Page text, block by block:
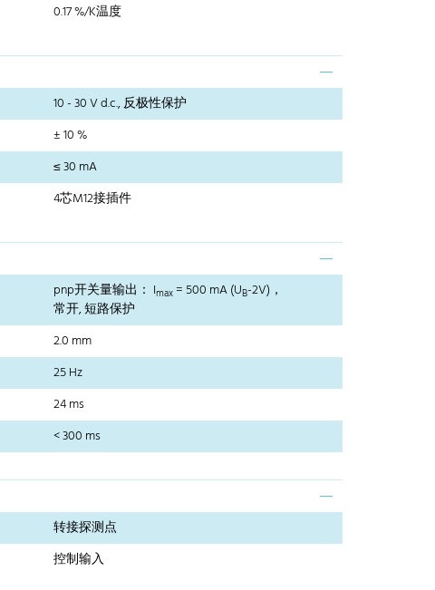
0.17 %/K温度
10 - 30 V d.c., 反极性保护
± 10 %
≤ 30 mA
4芯M12接插件
pnp开关量输出： Imax= 500 mA (UB-2V)，
常开, 短路保护
2.0 mm
25 Hz
24 ms
< 300 ms
转接探测点
控制输入